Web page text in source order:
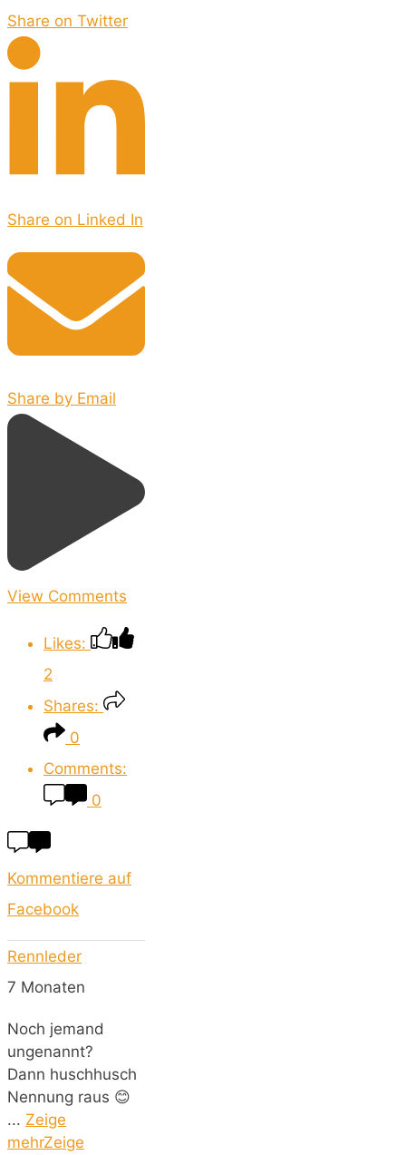
Share on Twitter
Share on Linked In
Share by Email
View Comments
Likes:
2
Shares:
0
Comments:
0
Kommentiere auf
Facebook
Rennleder
7 Monaten
Noch jemand
ungenannt?
Dann huschhusch
Nennung raus 😊
... Zeige
mehrZeige